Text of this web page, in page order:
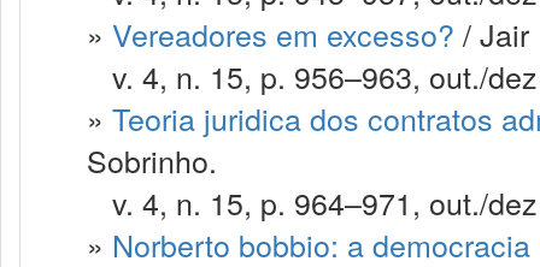
» Vereadores em excesso? / Jair
v. 4, n. 15, p. 956–963, out./
» Teoria juridica dos contratos
Sobrinho.
v. 4, n. 15, p. 964–971, out./
» Norberto bobbio: a